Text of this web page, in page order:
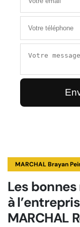
MARCHAL Brayan
Les
à
MARCHAL